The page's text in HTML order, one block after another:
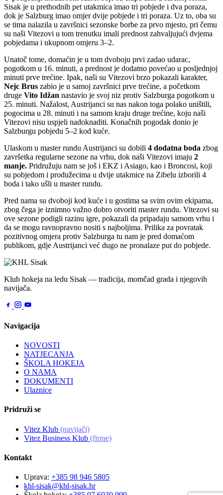
Sisak je u prethodnih pet utakmica imao tri pobjede i dva poraza,
dok je Salzburg imao omjer dvije pobjede i tri poraza. Uz to, oba su
se tima nalazila u završnici sezonske borbe za prvo mjesto, pri čemu
su naši Vitezovi u tom trenutku imali prednost zahvaljujući dvjema
pobjedama i ukupnom omjeru 3–2.
Unatoč tome, domaćin je u tom dvoboju prvi zadao udarac,
pogotkom u 16. minuti, a prednost je dodatno povećao u posljednjoj
minuti prve trećine. Ipak, naši su Vitezovi brzo pokazali karakter,
Nejc Brus zabio je u samoj završnici prve trećine, a početkom
druge Vito Idžan nastavio je svoj niz protiv Salzburga pogotkom u
25. minuti. Nažalost, Austrijanci su nas nakon toga polako uništili,
pogocima u 28. minuti i na samom kraju druge trećine, koju naši
Vitezovi nisu uspjeli nadoknaditi. Konačnih pogodak donio je
Salzburgu pobjedu 5–2 kod kuće.
Ulaskom u master rundu Austrijanci su dobili 4 dodatna boda zbog
završetka regularne sezone na vrhu, dok naši Vitezovi imaju 2
manje. Pridružuju nam se još i EKZ i Asiago, kao i Broncosi, koji
su pobjedom i produžecima u dvije utakmice na Zibelu izborili 4
boda i tako ušli u master rundu.
Pred nama su dvoboji kod kuće i u gostima sa svim ovim ekipama,
zbog čega je iznimno važno dobro otvoriti master rundu. Vitezovi su
ove sezone podigli razinu igre, pokazali da pripadaju samom vrhu i
da se mogu ravnopravno nositi s najboljima. Prilika za povratak
pozitivnog omjera protiv Salzburga tu nam je pred domaćom
publikom, gdje Austrijanci već dugo ne pronalaze put do pobjede.
Klub hokeja na ledu Sisak — tradicija, momčad grada i njegovih
navijača.
Navigacija
NOVOSTI
NATJECANJA
ŠKOLA HOKEJA
O NAMA
DOKUMENTI
Ulaznice
Pridruži se
Vitez Klub (navijači)
Vitez Business Klub (firme)
Kontakt
Uprava: +385 98 946 5805
khl-sisak@khl-sisak.hr